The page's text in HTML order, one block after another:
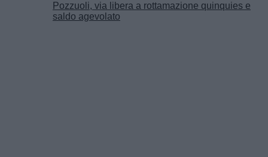
Pozzuoli, via libera a rottamazione quinquies e
saldo agevolato